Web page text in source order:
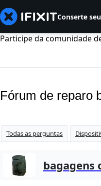
Conserte
Participe da comunidade
Fórum de reparo
Todas as perguntas
bagagens